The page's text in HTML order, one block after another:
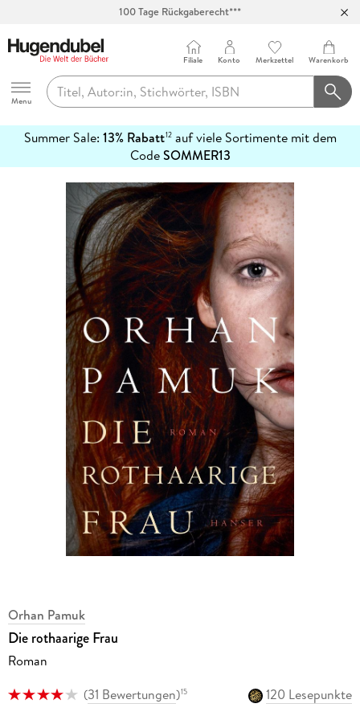
100 Tage Rückgaberecht***
Hugendubel
Menu
Filiale Konto Merkzettel Warenkorb
Summer Sale: 13% Rabatt12auf viele Sortimente mit dem
CodeSOMMER13
erfahren
Orhan Pamuk
Die rothaarige Frau
Roman
(31 Bewertungen)15
120 Lesepunkte